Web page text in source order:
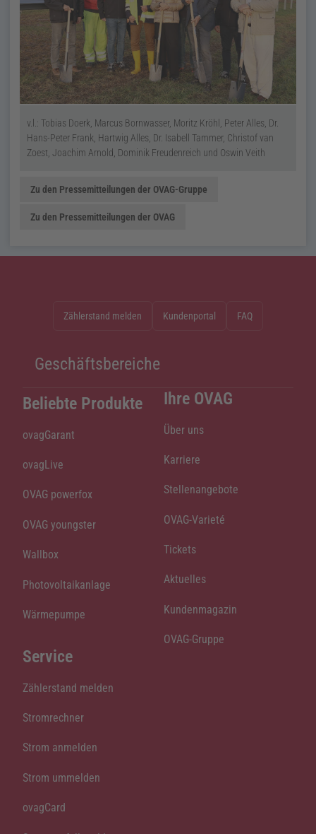
v.l.: Tobias Doerk, Marcus Bornwasser, Moritz Kröhl, Peter Alles, Dr.
Hans-Peter Frank, Hartwig Alles, Dr. Isabell Tammer, Christof van
Zoest, Joachim Arnold, Dominik Freudenreich und Oswin Veith
Zu den Pressemitteilungen der OVAG-Gruppe
Zu den Pressemitteilungen der OVAG
Zählerstand melden Kundenportal FAQ
Geschäftsbereiche
Beliebte Produkte
ovagGarant
ovagLive
OVAG powerfox
OVAG youngster
Wallbox
Photovoltaikanlage
Wärmepumpe
Service
Zählerstand melden
Stromrechner
Strom anmelden
Strom ummelden
ovagCard
Ihre OVAG
Über uns
Karriere
Stellenangebote
OVAG-Varieté
Tickets
Aktuelles
Kundenmagazin
OVAG-Gruppe